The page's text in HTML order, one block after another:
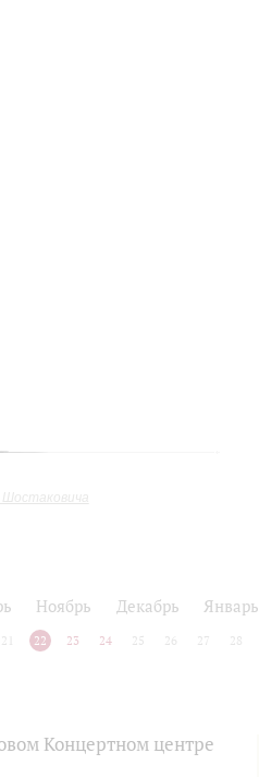
Шостаковича
Ноябрь Декабрь Январь
21 22 23 24 25 26 27 28
Концертном центре